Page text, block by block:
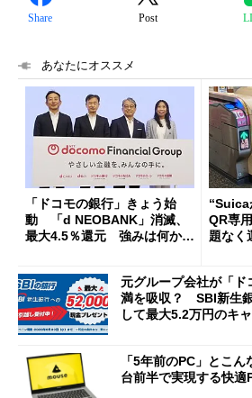
Share Post
あなたにオススメ
「ドコモの銀行」きょう始
動 「d NEOBANK」消滅、
最大4.5％還元 強みは何か解
“Suica
QR専
題なく
元グループ会社が「
満を吸収？ SBI新生
して最大5.2万円のキ
「5年前のPC」とこ
台前半で実現する快適